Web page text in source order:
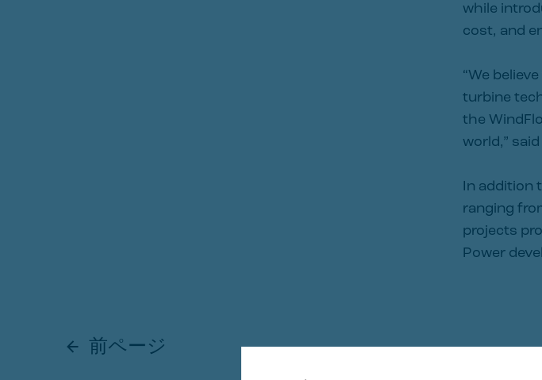
while
cost, and
“We
turbine
the
world,”
In addition
ranging
projects
Power
前ページ